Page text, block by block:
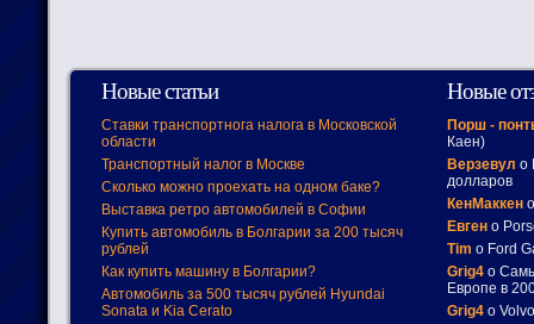
Новые статьи
Ставки транспортнога налога в Московской
области
Транспортный налог в Москве
Сколько можно проехать на одном баке?
Выставка ретро автомобилей в Софии
Купить автомобиль в Болгарии за 200 тысяч
рублей
Как купить машину в Болгарии?
Автомобиль за 500 тысяч рублей Hyundai
Sonata и Kia Cerato
Новые
Порш -
Каен)
Верзевул о
долларов
КенМаккен
Евген о
Tim о Ford
Grig4 о
Европе в
Grig4 о